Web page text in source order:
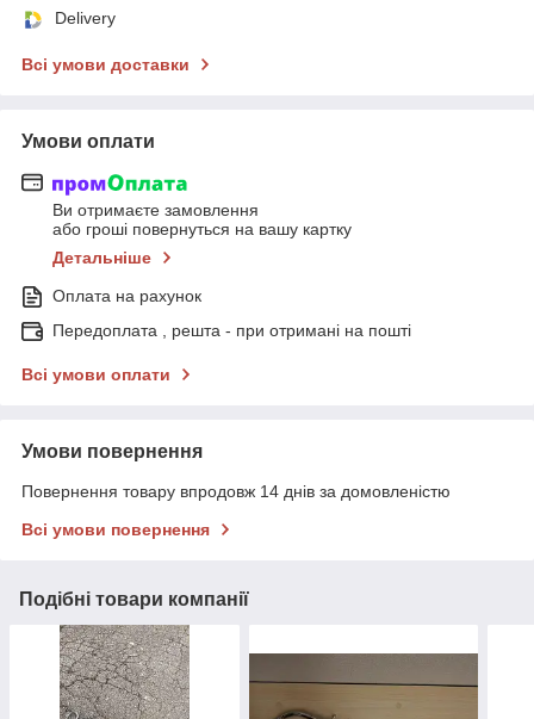
Delivery
Всі умови доставки
Умови оплати
Ви отримаєте замовлення
або гроші повернуться на вашу картку
Детальніше
Оплата на рахунок
Передоплата , решта - при отримані на пошті
Всі умови оплати
Умови повернення
Повернення товару впродовж 14 днів за домовленістю
Всі умови повернення
Подібні товари компанії